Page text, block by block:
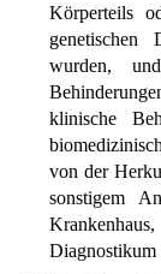
Körperteils
genetischen
wurden,
klinische
von der
sonstigem
Diagnostikum